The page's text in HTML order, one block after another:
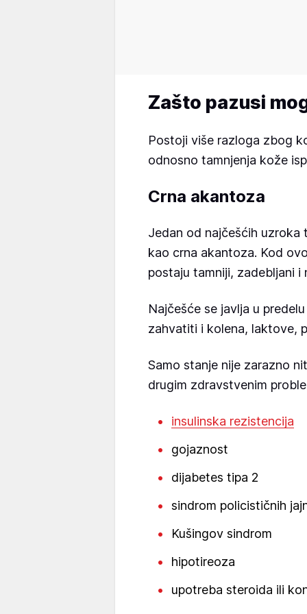
Zašto pazusi
Postoji više razloga zbog
odnosno tamnjenja kože
Crna akantoza
Jedan od najčešćih uzroka
kao crna akantoza. Kod
postaju tamniji, zadebljani
Najčešće se javlja u
zahvatiti i kolena, laktove,
Samo stanje nije zarazno
drugim zdravstvenim
insulinska rezistencija
gojaznost
dijabetes tipa 2
sindrom policističnih
Kušingov sindrom
hipotireoza
upotreba steroida ili